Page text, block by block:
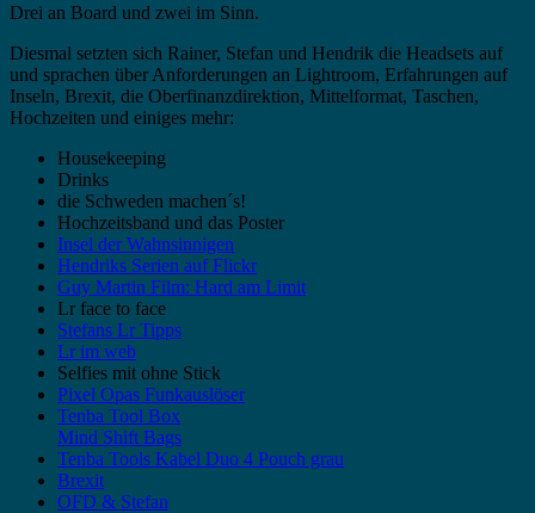
Drei an Board und zwei im Sinn.
Diesmal setzten sich Rainer, Stefan und Hendrik die Headsets auf
und sprachen über Anforderungen an Lightroom, Erfahrungen auf
Inseln, Brexit, die Oberfinanzdirektion, Mittelformat, Taschen,
Hochzeiten und einiges mehr:
Housekeeping
Drinks
die Schweden machen´s!
Hochzeitsband und das Poster
Insel der Wahnsinnigen
Hendriks Serien auf Flickr
Guy Martin Film: Hard am Limit
Lr face to face
Stefans Lr Tipps
Lr im web
Selfies mit ohne Stick
Pixel Opas Funkauslöser
Tenba Tool Box
Mind Shift Bags
Tenba Tools Kabel Duo 4 Pouch grau
Brexit
OFD & Stefan